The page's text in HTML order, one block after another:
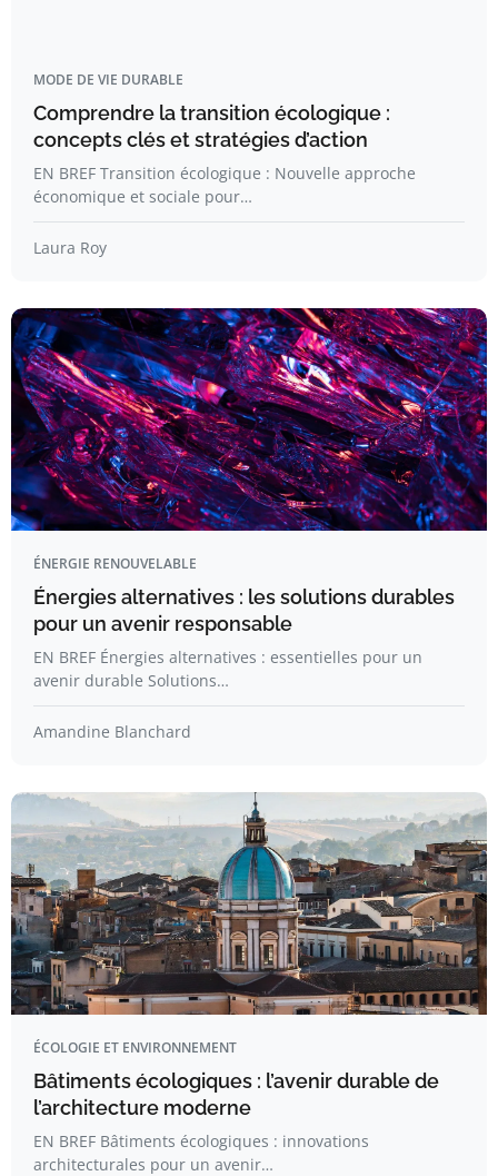
MODE DE VIE DURABLE
Comprendre la transition écologique :
concepts clés et stratégies d’action
EN BREF Transition écologique : Nouvelle approche
économique et sociale pour…
Laura Roy
ÉNERGIE RENOUVELABLE
Énergies alternatives : les solutions durables
pour un avenir responsable
EN BREF Énergies alternatives : essentielles pour un
avenir durable Solutions…
Amandine Blanchard
ÉCOLOGIE ET ENVIRONNEMENT
Bâtiments écologiques : l’avenir durable de
l’architecture moderne
EN BREF Bâtiments écologiques : innovations
architecturales pour un avenir…